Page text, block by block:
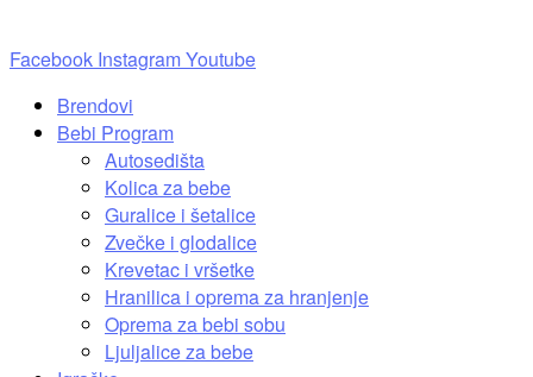
Facebook InstagramYoutube
Brendovi
Bebi Program
Autosedišta
Kolica za bebe
Guralice i šetalice
Zvečke i glodalice
Krevetac i vršetke
Hranilica i oprema za hranjenje
Oprema za bebi sobu
Ljuljalice za bebe